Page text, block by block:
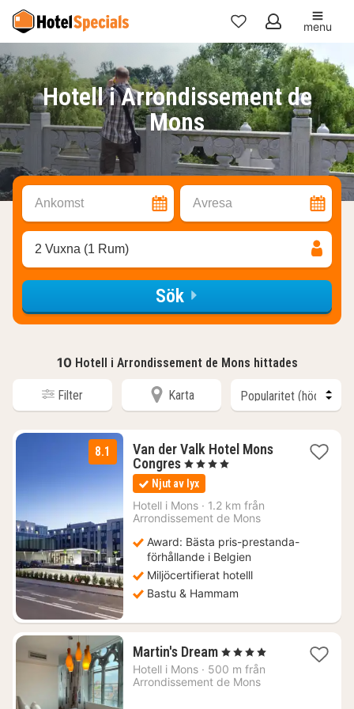
Mina
favoriter
menu
Hotell i Arrondissement de
Mons
Ankomst Avresa
2 Vuxna (1 Rum)
Sök
10 Hotell i Arrondissement de Mons hittades
Filter Karta
8.1
Van der Valk Hotel Mons
Congres1
natt
från
1397
kr.
, 4 Stjärnor
Njut av lyx
Hotell i Mons · 1.2 km från
Arrondissement de Mons
Award: Bästa pris-prestanda-
förhållande i Belgien
Miljöcertifierat hotelll
Bastu & Hammam
Martin's Dream1
natt
från
, 4 Stjärnor
Hotell i Mons · 500 m från
Arrondissement de Mons